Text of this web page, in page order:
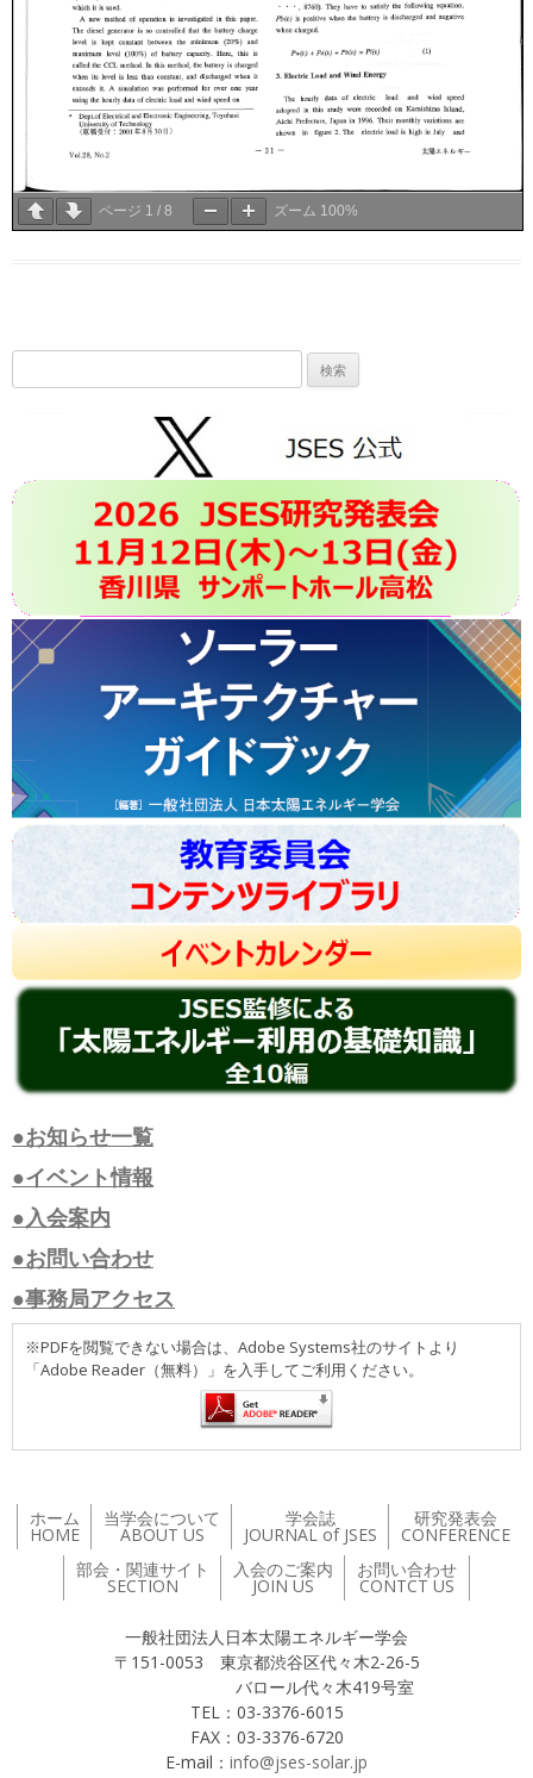
ページ 1 / 8 ズーム 100%
索:
●お知らせ一覧
●イベント情報
●入会案内
●お問い合わせ
●事務局アクセス
※PDFを閲覧できない場合は、Adobe Systems社のサイトより
「Adobe Reader（無料）」を入手してご利用ください。
ホーム
HOME
当学会について
ABOUT US
学会誌
JOURNAL of JSES
研究発表会
CONFERENCE
部会・関連サイト
SECTION
入会のご案内
JOIN US
お問い合わせ
CONTCT US
一般社団法人日本太陽エネルギー学会
〒151-0053 東京都渋谷区代々木2-26-5
バロール代々木419号室
TEL：03-3376-6015
FAX：03-3376-6720
E-mail： info@jses-solar.jp